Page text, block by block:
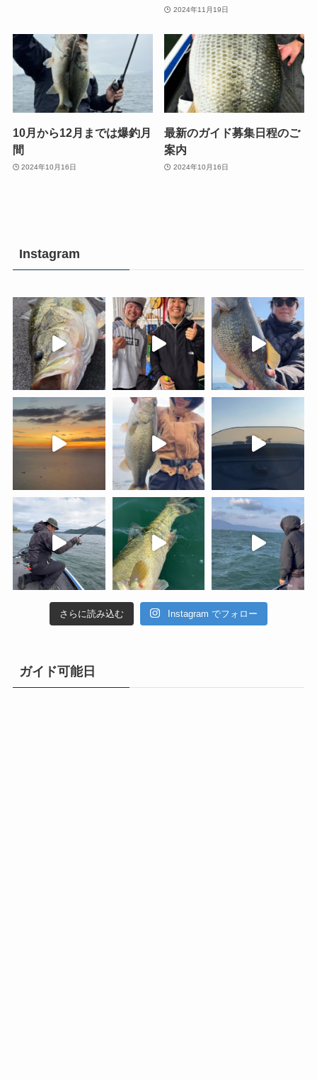
2024年11月19日
10月から12月までは爆釣月
間
2024年10月16日
最新のガイド募集日程のご
案内
2024年10月16日
Instagram
さらに読み込む Instagram でフォロー
ガイド可能日